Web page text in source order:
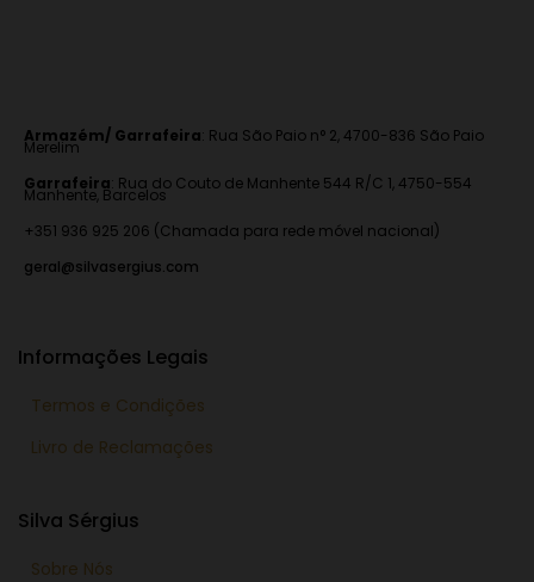
Armazém/ Garrafeira: Rua São Paio n° 2, 4700-836 São Paio
Merelim
Garrafeira: Rua do Couto de Manhente 544 R/C 1, 4750-554
Manhente, Barcelos
+351 936 925 206 (Chamada para rede móvel nacional)
geral@silvasergius.com
Informações Legais
Termos e Condições
Livro de Reclamações
Silva Sérgius
Sobre Nós